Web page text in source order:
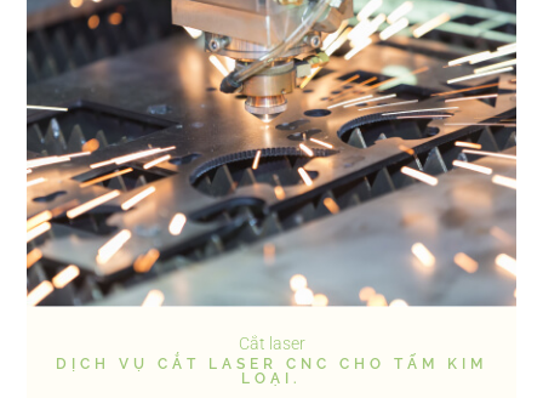
Cắt laser
DỊCH VỤ CẮT LASER CNC CHO TẤM KIM
LOẠI.